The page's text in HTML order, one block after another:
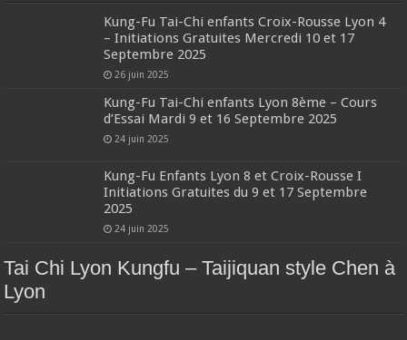
Kung-Fu Tai-Chi enfants Croix-Rousse Lyon 4
– Initiations Gratuites Mercredi 10 et 17
Septembre 2025
26 juin 2025
Kung-Fu Tai-Chi enfants Lyon 8ème – Cours
d’Essai Mardi 9 et 16 Septembre 2025
24 juin 2025
Kung-Fu Enfants Lyon 8 et Croix-Rousse I
Initiations Gratuites du 9 et 17 Septembre
2025
24 juin 2025
Tai Chi Lyon Kungfu – Taijiquan style Chen à
Lyon